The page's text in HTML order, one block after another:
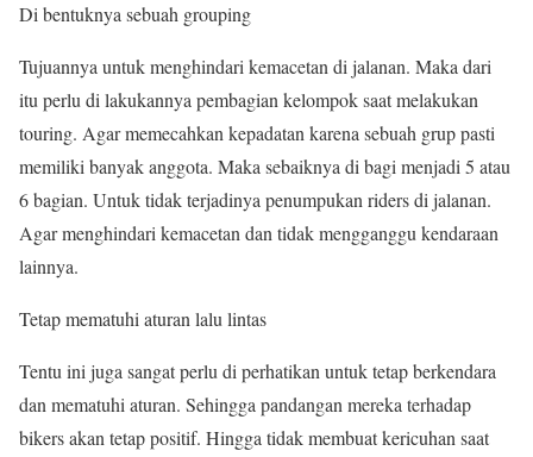
Di bentuknya sebuah grouping
Tujuannya untuk menghindari kemacetan di jalanan. Maka dari
itu perlu di lakukannya pembagian kelompok saat melakukan
touring. Agar memecahkan kepadatan karena sebuah grup pasti
memiliki banyak anggota. Maka sebaiknya di bagi menjadi 5 atau
6 bagian. Untuk tidak terjadinya penumpukan riders di jalanan.
Agar menghindari kemacetan dan tidak mengganggu kendaraan
lainnya.
Tetap mematuhi aturan lalu lintas
Tentu ini juga sangat perlu di perhatikan untuk tetap berkendara
dan mematuhi aturan. Sehingga pandangan mereka terhadap
bikers akan tetap positif. Hingga tidak membuat kericuhan saat